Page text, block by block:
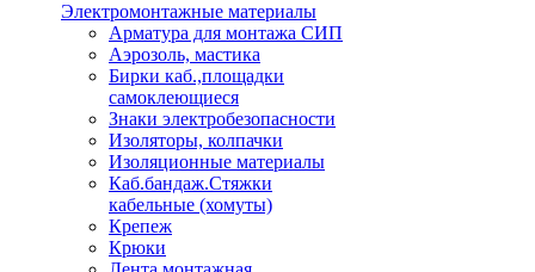
Электромонтажные материалы
Арматура для монтажа СИП
Аэрозоль, мастика
Бирки каб.,площадки
самоклеющиеся
Знаки электробезопасности
Изоляторы, колпачки
Изоляционные материалы
Каб.бандаж.Стяжки
кабельные (хомуты)
Крепеж
Крюки